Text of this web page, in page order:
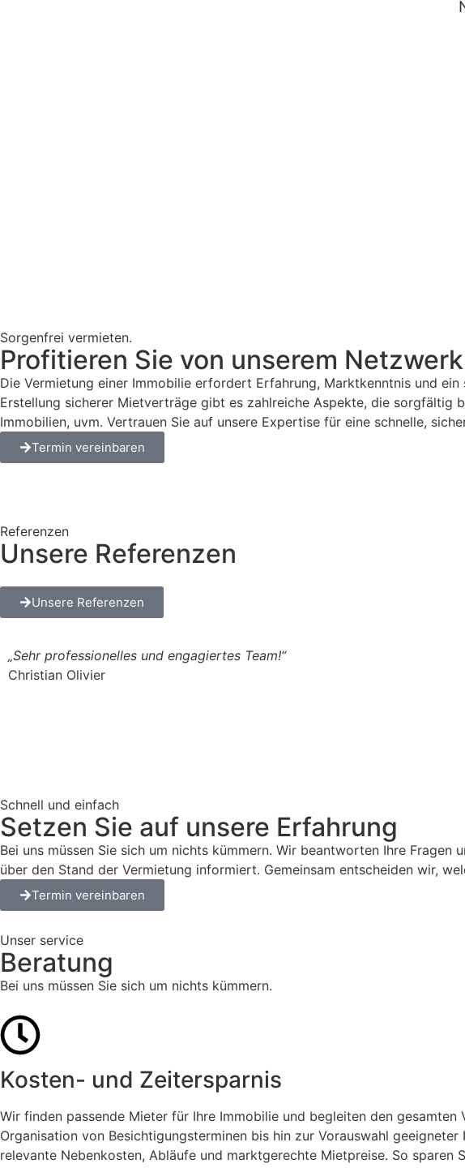
Sorgenfrei vermieten.
Profitieren Sie von unserem
Die Vermietung einer Immobilie erfordert Erfahrung, Marktkenntnis und
Erstellung sicherer Mietverträge gibt es zahlreiche Aspekte, die sorgfältig
Immobilien, uvm. Vertrauen Sie auf unsere Expertise für eine schnelle,
Termin vereinbaren
Referenzen
Unsere Referenzen
Unsere Referenzen
„Sehr professionelles und engagiertes Team!“
Christian Olivier
Schnell und einfach
Setzen Sie auf unsere Erfahrung
Bei uns müssen Sie sich um nichts kümmern. Wir beantworten Ihre
über den Stand der Vermietung informiert. Gemeinsam entscheiden wir,
Termin vereinbaren
Unser service
Beratung
Bei uns müssen Sie sich um nichts kümmern.
Kosten- und Zeitersparnis
Wir finden passende Mieter für Ihre Immobilie und begleiten den
Organisation von Besichtigungsterminen bis hin zur Vorauswahl
relevante Nebenkosten, Abläufe und marktgerechte Mietpreise. So